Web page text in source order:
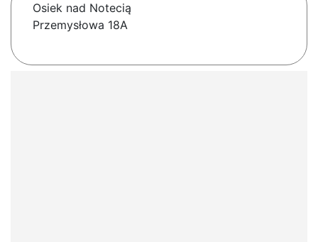
Osiek nad Notecią
Przemysłowa 18A